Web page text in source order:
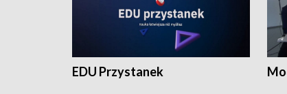
EDU Przystanek